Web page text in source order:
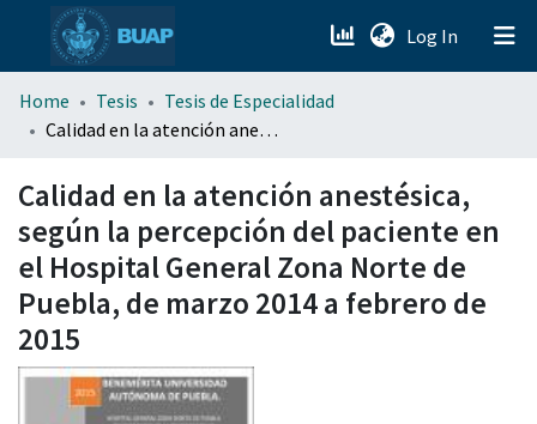
Log In (current)
menu.section.about_menu
Home Tesis
Tesis de Especialidad
Calidad en la atención anestésica, según la percepción del paciente en el Hospital General Zona Norte de Puebla, de marzo 2014 a febrero de 2015
Calidad en la atención anestésica,
según la percepción del paciente en
el Hospital General Zona Norte de
Puebla, de marzo 2014 a febrero de
2015